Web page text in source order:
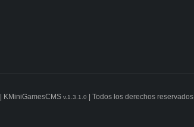
| KMiniGamesCMS v.1.3.1.0 | Todos los derechos reservados